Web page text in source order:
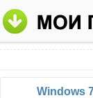
Windows